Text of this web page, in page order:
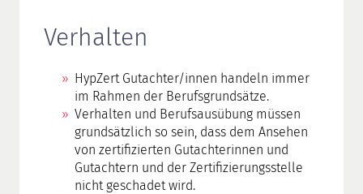
Verhalten
HypZert Gutachter/innen handeln immer
im Rahmen der Berufsgrundsätze.
Verhalten und Berufsausübung müssen
grundsätzlich so sein, dass dem Ansehen
von zertifizierten Gutachterinnen und
Gutachtern und der Zertifizierungsstelle
nicht geschadet wird.